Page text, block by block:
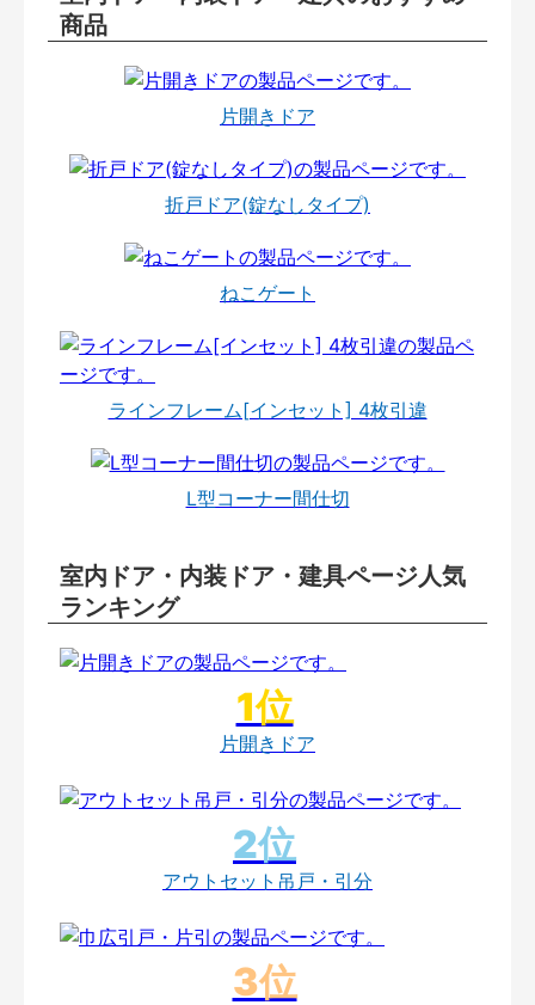
商品
片開きドア
折戸ドア(錠なしタイプ)
ねこゲート
ラインフレーム[インセット] 4枚引違
L型コーナー間仕切
室内ドア・内装ドア・建具ページ人気
ランキング
片開きドア
アウトセット吊戸・引分